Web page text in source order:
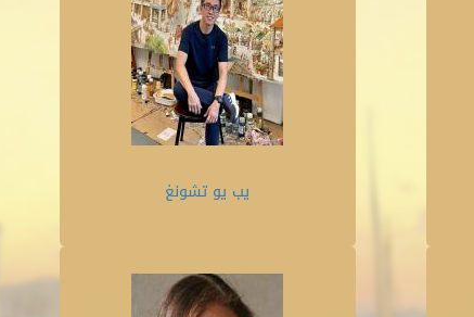
يب يو تشونغ